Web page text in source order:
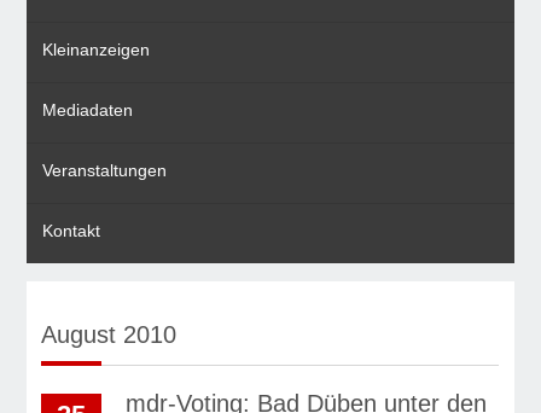
Kleinanzeigen
Mediadaten
Veranstaltungen
Kontakt
August 2010
mdr-Voting: Bad Düben unter den